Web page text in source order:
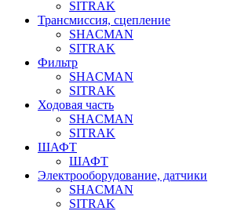
SITRAK
Трансмиссия, сцепление
SHACMAN
SITRAK
Фильтр
SHACMAN
SITRAK
Ходовая часть
SHACMAN
SITRAK
ШАФТ
ШАФТ
Электрооборудование, датчики
SHACMAN
SITRAK